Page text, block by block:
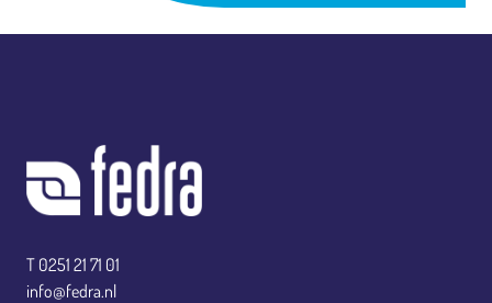
T 0251 21 71 01
info@fedra.nl